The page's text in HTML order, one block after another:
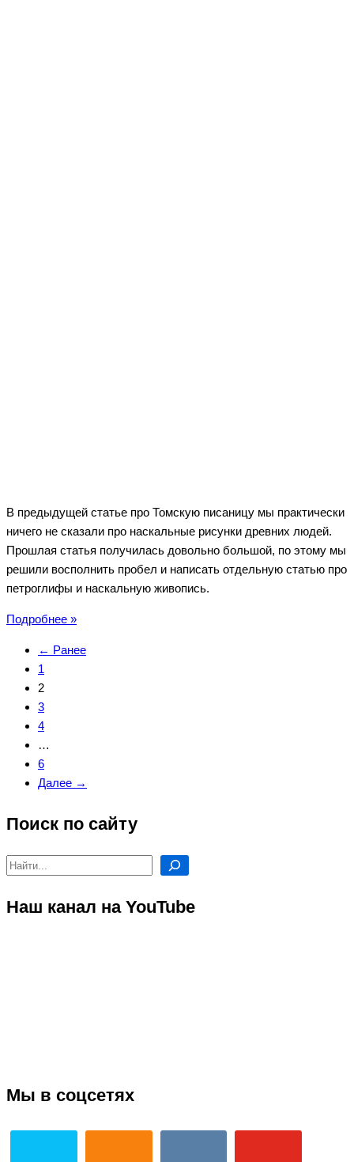
В предыдущей статье про Томскую писаницу мы практически
ничего не сказали про наскальные рисунки древних людей.
Прошлая статья получилась довольно большой, по этому мы
решили восполнить пробел и написать отдельную статью про
петроглифы и наскальную живопись.
Подробнее »Наскальные
древних
← Ранее
1
2
3
4
…
6
Далее →
Поиск по сайту
Поиск
Наш канал на YouTube
Мы в соцсетях